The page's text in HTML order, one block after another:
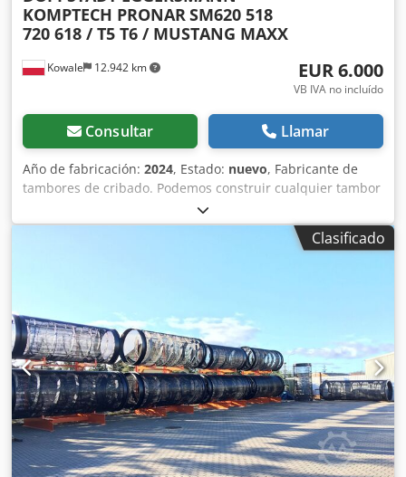
Kowale 12.942 km
KOMPTECH PRONAR SM620 518
720 618 / T5 T6 / MUSTANG MAXX
EUR 6.000
VB IVA no incluído
Consultar Llamar
Año de fabricación: 2024, Estado: nuevo, Fabricante de
tambores de cribado. Podemos construir cualquier tambor
de cribado, todos los modelos disponibles en el mercado.
Doppstadt - SM518 - SM618 - SM620 - SM720 - OTRO
MODELO Farwick Komptech - PRIMUS - MAXX - MUSTANG -
15x15 20x20 30x30 40x40 50x50 60x60 70x70 80x80...
Diámetro redondo 10mm 20 30 40 50 60 70 80 mm...
Hexagonal 10mm 20mm 30mm 40mm 50mm 60mm 70mm
80mm Bidones de acero especial
Clasificado